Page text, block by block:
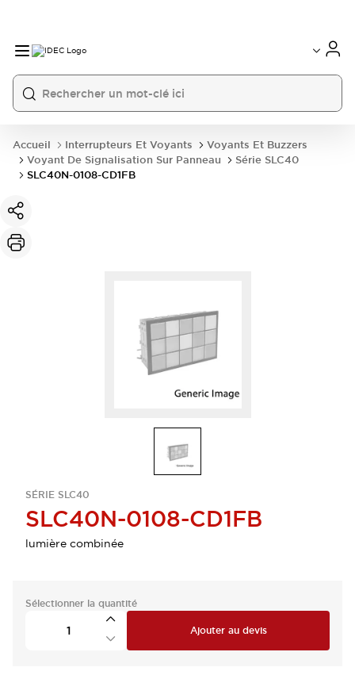
Accueil Interrupteurs Et Voyants
Voyants Et Buzzers
Voyant De Signalisation Sur Panneau
Série SLC40
SLC40N-0108-CD1FB
SÉRIE SLC40
SLC40N-0108-CD1FB
lumière combinée
Sélectionner la quantité
Ajouter au devis